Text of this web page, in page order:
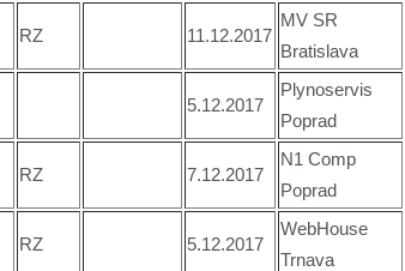
RZ 11.12.2017
MV SR
Bratislava
5.12.2017
Plynoservis
Poprad
RZ 7.12.2017
N1 Comp
Poprad
RZ 5.12.2017
WebHouse
Trnava